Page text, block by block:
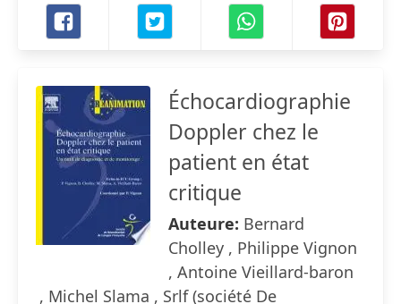
Échocardiographie
Doppler chez le
patient en état
critique
Auteure: Bernard
Cholley , Philippe Vignon
, Antoine Vieillard-baron
, Michel Slama , Srlf (société De